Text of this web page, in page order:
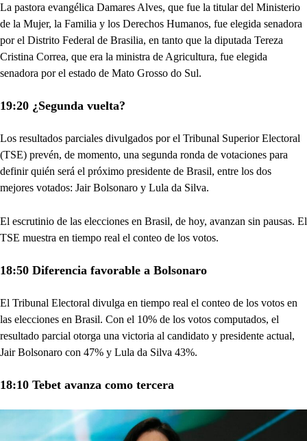
La pastora evangélica Damares Alves, que fue la titular del Ministerio
de la Mujer, la Familia y los Derechos Humanos, fue elegida senadora
por el Distrito Federal de Brasilia, en tanto que la diputada Tereza
Cristina Correa, que era la ministra de Agricultura, fue elegida
senadora por el estado de Mato Grosso do Sul.
19:20 ¿Segunda vuelta?
Los resultados parciales divulgados por el Tribunal Superior Electoral
(TSE) prevén, de momento, una segunda ronda de votaciones para
definir quién será el próximo presidente de Brasil, entre los dos
mejores votados: Jair Bolsonaro y Lula da Silva.
El escrutinio de las elecciones en Brasil, de hoy, avanzan sin pausas. El
TSE muestra en tiempo real el conteo de los votos.
18:50 Diferencia favorable a Bolsonaro
El Tribunal Electoral divulga en tiempo real el conteo de los votos en
las elecciones en Brasil. Con el 10% de los votos computados, el
resultado parcial otorga una victoria al candidato y presidente actual,
Jair Bolsonaro con 47% y Lula da Silva 43%.
18:10 Tebet avanza como tercera